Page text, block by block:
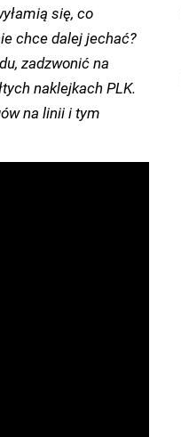
się, co
chce dalej jechać?
zadzwonić na
naklejkach PLK.
na linii i tym